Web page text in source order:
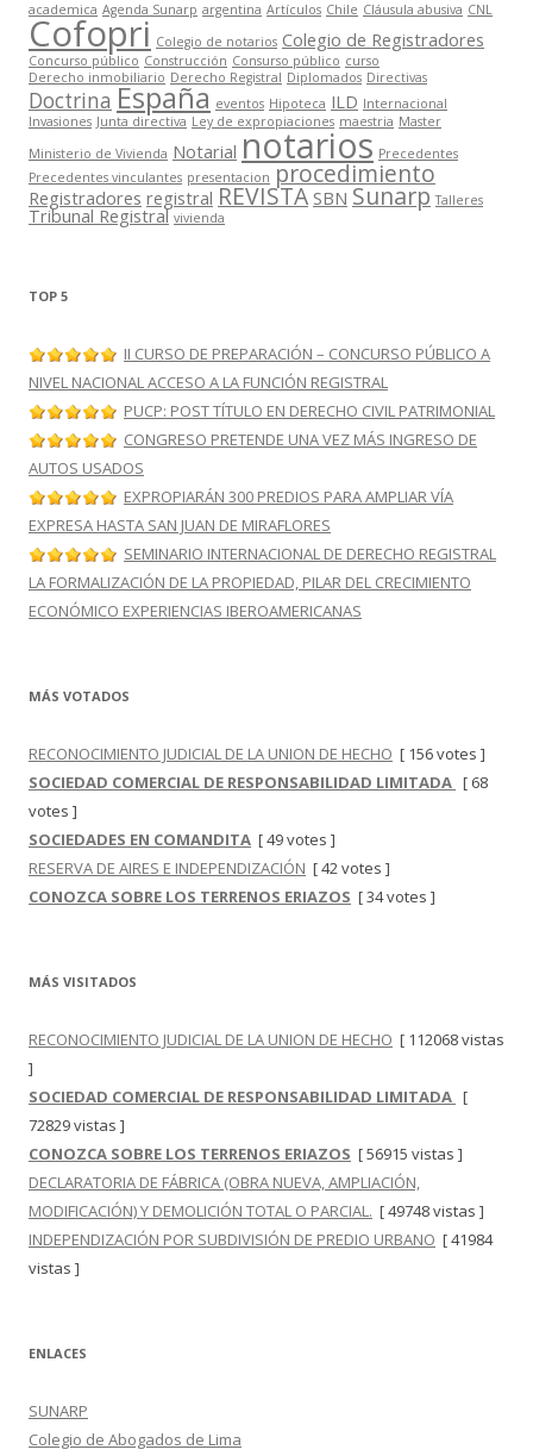
academica Agenda Sunarp argentina Artículos Chile Cláusula abusiva CNL
Cofopri Colegio de notarios Colegio de Registradores
Concurso público Construcción Consurso público curso
Derecho inmobiliario Derecho Registral Diplomados Directivas
Doctrina España eventos Hipoteca ILD Internacional
Invasiones Junta directiva Ley de expropiaciones maestria Master
Ministerio de Vivienda Notarial notarios Precedentes
Precedentes vinculantes presentacion procedimiento
Registradores registral REVISTA SBN Sunarp Talleres
Tribunal Registral vivienda
TOP 5
II CURSO DE PREPARACIÓN – CONCURSO PÚBLICO A
NIVEL NACIONAL ACCESO A LA FUNCIÓN REGISTRAL
PUCP: POST TÍTULO EN DERECHO CIVIL PATRIMONIAL
CONGRESO PRETENDE UNA VEZ MÁS INGRESO DE
AUTOS USADOS
EXPROPIARÁN 300 PREDIOS PARA AMPLIAR VÍA
EXPRESA HASTA SAN JUAN DE MIRAFLORES
SEMINARIO INTERNACIONAL DE DERECHO REGISTRAL
LA FORMALIZACIÓN DE LA PROPIEDAD, PILAR DEL CRECIMIENTO
ECONÓMICO EXPERIENCIAS IBEROAMERICANAS
MÁS VOTADOS
RECONOCIMIENTO JUDICIAL DE LA UNION DE HECHO [ 156 votes ]
SOCIEDAD COMERCIAL DE RESPONSABILIDAD LIMITADA [ 68
votes ]
SOCIEDADES EN COMANDITA [ 49 votes ]
RESERVA DE AIRES E INDEPENDIZACIÓN [ 42 votes ]
CONOZCA SOBRE LOS TERRENOS ERIAZOS [ 34 votes ]
MÁS VISITADOS
RECONOCIMIENTO JUDICIAL DE LA UNION DE HECHO [ 112068 vistas
]
SOCIEDAD COMERCIAL DE RESPONSABILIDAD LIMITADA [
72829 vistas ]
CONOZCA SOBRE LOS TERRENOS ERIAZOS [ 56915 vistas ]
DECLARATORIA DE FÁBRICA (OBRA NUEVA, AMPLIACIÓN,
MODIFICACIÓN) Y DEMOLICIÓN TOTAL O PARCIAL. [ 49748 vistas ]
INDEPENDIZACIÓN POR SUBDIVISIÓN DE PREDIO URBANO [ 41984
vistas ]
ENLACES
SUNARP
Colegio de Abogados de Lima